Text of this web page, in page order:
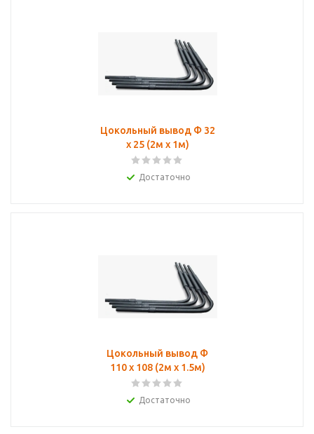
Цокольный вывод Ф 32
х 25 (2м х 1м)
Достаточно
Цокольный вывод Ф
110 х 108 (2м х 1.5м)
Достаточно